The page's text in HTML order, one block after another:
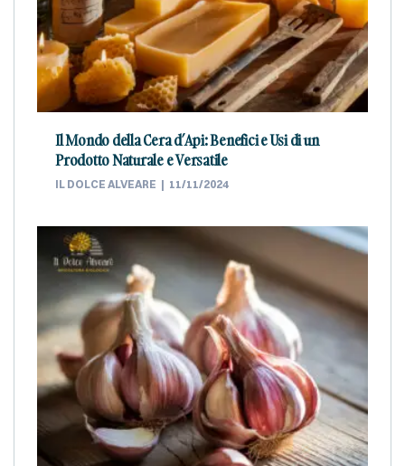
Il Mondo della Cera d’Api: Benefici e Usi di un
Prodotto Naturale e Versatile
IL DOLCE ALVEARE 11/11/2024